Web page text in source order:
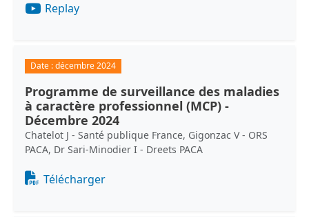
Replay
Date :décembre 2024
Programme de surveillance des maladies
à caractère professionnel (MCP) -
Décembre 2024
Chatelot J - Santé publique France, Gigonzac V - ORS
PACA, Dr Sari-Minodier I - Dreets PACA
Document
Télécharger